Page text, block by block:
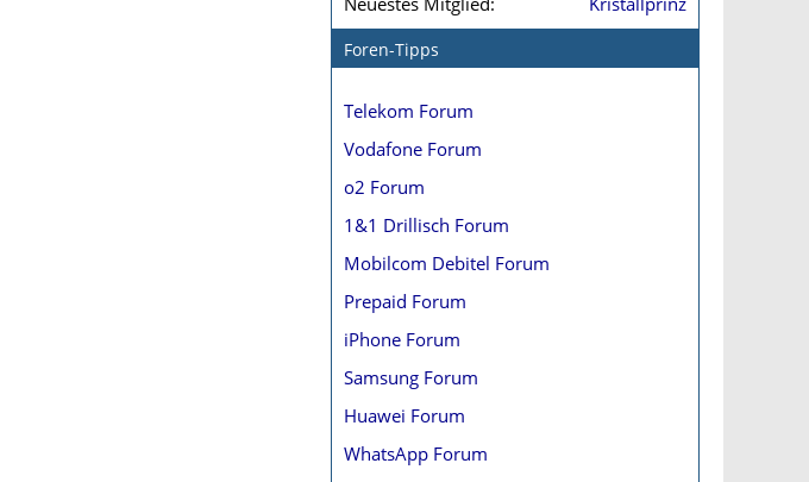
Foren-Tipps
Telekom Forum
Vodafone Forum
o2 Forum
1&1 Drillisch Forum
Mobilcom Debitel Forum
Prepaid Forum
iPhone Forum
Samsung Forum
Huawei Forum
WhatsApp Forum